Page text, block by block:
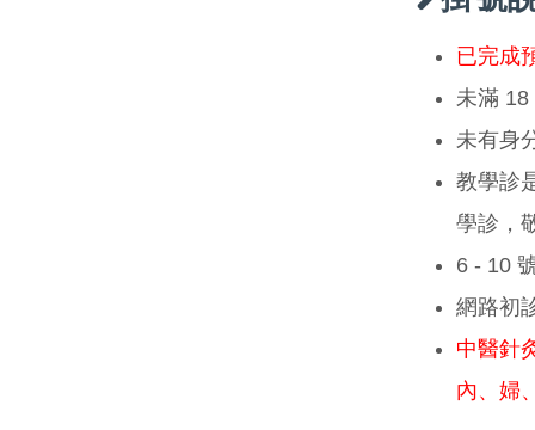
已完成
未滿 18
未有身
教學診
學診，
6 - 10
網路初
中醫針
內、婦